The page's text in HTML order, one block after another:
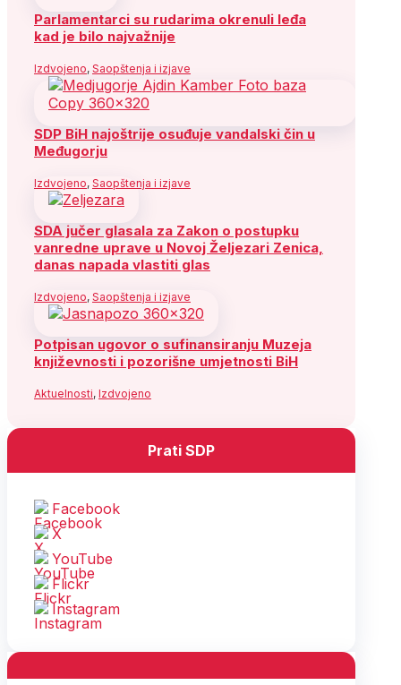
Parlamentarci su rudarima okrenuli leđa
kad je bilo najvažnije
Izdvojeno, Saopštenja i izjave
SDP BiH najoštrije osuđuje vandalski čin u
Međugorju
Izdvojeno, Saopštenja i izjave
SDA jučer glasala za Zakon o postupku
vanredne uprave u Novoj Željezari Zenica,
danas napada vlastiti glas
Izdvojeno, Saopštenja i izjave
Potpisan ugovor o sufinansiranju Muzeja
književnosti i pozorišne umjetnosti BiH
Aktuelnosti, Izdvojeno
Prati SDP
Facebook
X
YouTube
Flickr
Instagram